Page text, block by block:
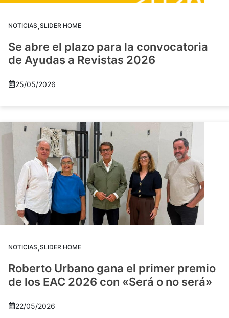
NOTICIAS,SLIDER HOME
Se abre el plazo para la convocatoria
de Ayudas a Revistas 2026
25/05/2026
NOTICIAS,SLIDER HOME
Roberto Urbano gana el primer premio
de los EAC 2026 con «Será o no será»
22/05/2026